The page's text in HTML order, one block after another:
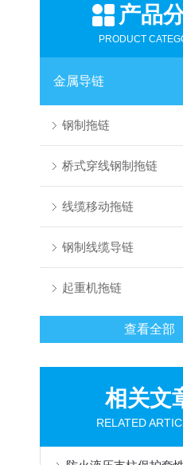
产品
PRODUCT
金属导链
钢制拖链
桥式穿线钢制拖链
线缆移动拖链
钢制线缆导链
起重机拖链
查看全部
相关文
RELATED